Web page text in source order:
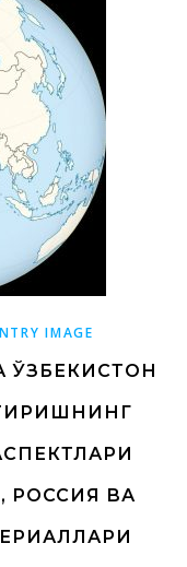
IMAGE
ЎЗБЕКИСТОН
РОССИЯ ВА